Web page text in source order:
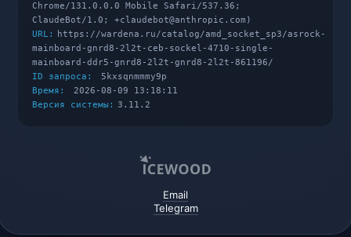
Chrome/131.0.0.0 Mobile Safari/537.36;
ClaudeBot/1.0; +claudebot@anthropic.com)
URL:
https://wardena.ru/catalog/amd_socket_sp3/asrock-
mainboard-gnrd8-2l2t-ceb-sockel-4710-single-
mainboard-ddr5-gnrd8-2l2t-gnrd8-2l2t-861196/
ID запроса:
5kxsqnmmmy9p
Время:
2026-08-09 13:18:11
Версия системы: 3.11.2
Email
Telegram